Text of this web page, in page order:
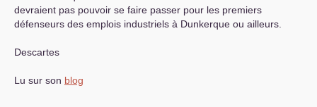
devraient pas pouvoir se faire passer pour les premiers
défenseurs des emplois industriels à Dunkerque ou ailleurs.
Descartes
Lu sur son blog